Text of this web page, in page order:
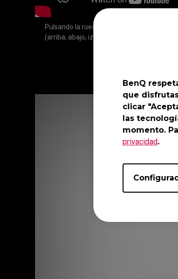
BenQ
que
clicar
las
momento.
privacidad.
Pulsando la rueda de desplazamiento
(arriba, abajo, izquierda o derecha).